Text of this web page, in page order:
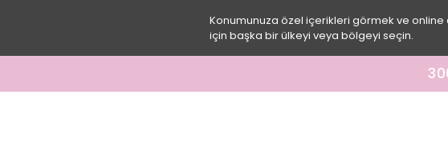
Konumunuza özel içerikleri görmek ve online
için başka bir ülkeyi veya bölgeyi seçin.